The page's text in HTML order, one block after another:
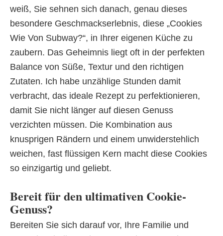
weiß, Sie sehnen sich danach, genau dieses
besondere Geschmackserlebnis, diese „Cookies
Wie Von Subway?“, in Ihrer eigenen Küche zu
zaubern. Das Geheimnis liegt oft in der perfekten
Balance von Süße, Textur und den richtigen
Zutaten. Ich habe unzählige Stunden damit
verbracht, das ideale Rezept zu perfektionieren,
damit Sie nicht länger auf diesen Genuss
verzichten müssen. Die Kombination aus
knusprigen Rändern und einem unwiderstehlich
weichen, fast flüssigen Kern macht diese Cookies
so einzigartig und geliebt.
Bereit für den ultimativen Cookie-
Genuss?
Bereiten Sie sich darauf vor, Ihre Familie und